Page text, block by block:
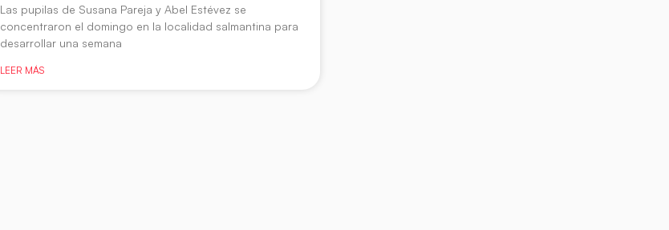
Las pupilas de Susana Pareja y Abel Estévez se
concentraron el domingo en la localidad salmantina para
desarrollar una semana
LEER MÁS